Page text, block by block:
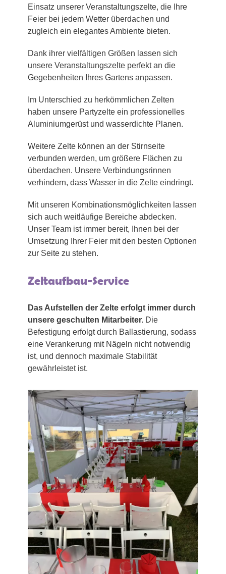
Einsatz unserer Veranstaltungszelte, die Ihre
Feier bei jedem Wetter überdachen und
zugleich ein elegantes Ambiente bieten.
Dank ihrer vielfältigen Größen lassen sich
unsere Veranstaltungszelte perfekt an die
Gegebenheiten Ihres Gartens anpassen.
Im Unterschied zu herkömmlichen Zelten
haben unsere Partyzelte ein professionelles
Aluminiumgerüst und wasserdichte Planen.
Weitere Zelte können an der Stirnseite
verbunden werden, um größere Flächen zu
überdachen. Unsere Verbindungsrinnen
verhindern, dass Wasser in die Zelte eindringt.
Mit unseren Kombinationsmöglichkeiten lassen
sich auch weitläufige Bereiche abdecken.
Unser Team ist immer bereit, Ihnen bei der
Umsetzung Ihrer Feier mit den besten Optionen
zur Seite zu stehen.
Zeltaufbau-Service
Das Aufstellen der Zelte erfolgt immer durch
unsere geschulten Mitarbeiter. Die
Befestigung erfolgt durch Ballastierung, sodass
eine Verankerung mit Nägeln nicht notwendig
ist, und dennoch maximale Stabilität
gewährleistet ist.